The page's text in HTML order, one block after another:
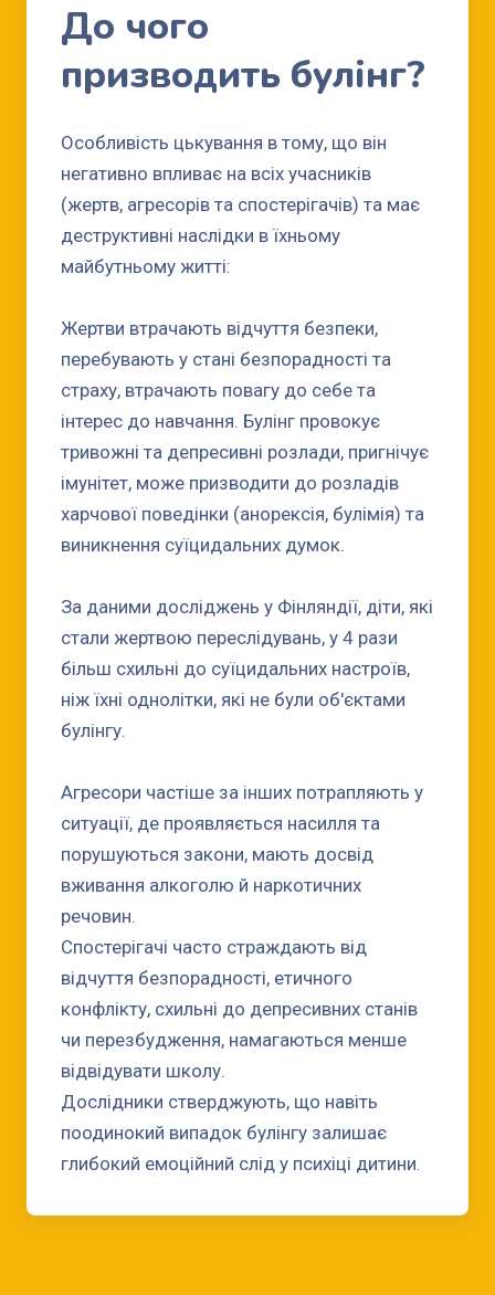
До чого
призводить булінг?
Особливість цькування в тому, що він
негативно впливає на всіх учасників
(жертв, агресорів та спостерігачів) та має
деструктивні наслідки в їхньому
майбутньому житті:
Жертви втрачають відчуття безпеки,
перебувають у стані безпорадності та
страху, втрачають повагу до себе та
інтерес до навчання. Булінг провокує
тривожні та депресивні розлади, пригнічує
імунітет, може призводити до розладів
харчової поведінки (анорексія, булімія) та
виникнення суїцидальних думок.
За даними досліджень у Фінляндії, діти, які
стали жертвою переслідувань, у 4 рази
більш схильні до суїцидальних настроїв,
ніж їхні однолітки, які не були об'єктами
булінгу.
Агресори частіше за інших потрапляють у
ситуації, де проявляється насилля та
порушуються закони, мають досвід
вживання алкоголю й наркотичних
речовин.
Спостерігачі часто страждають від
відчуття безпорадності, етичного
конфлікту, схильні до депресивних станів
чи перезбудження, намагаються менше
відвідувати школу.
Дослідники стверджують, що навіть
поодинокий випадок булінгу залишає
глибокий емоційний слід у психіці дитини.